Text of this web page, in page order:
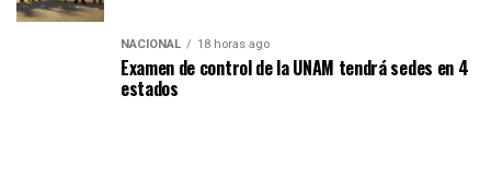
NACIONAL 18 horas ago
Examen de control de la UNAM tendrá sedes en 4
estados